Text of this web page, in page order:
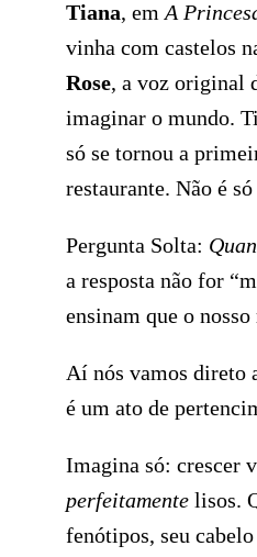
Tiana, em A
vinha com castelos
Rose, a voz original
imaginar o mundo.
só se tornou a
restaurante. Não é
Pergunta Solta:
a resposta não for
ensinam que o
Aí nós vamos direto
é um ato de
Imagina só: crescer
perfeitamente lisos.
fenótipos, seu